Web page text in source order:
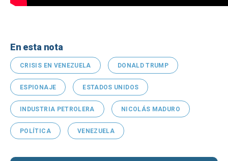
En esta nota
CRISIS EN VENEZUELA DONALD TRUMP
ESPIONAJE ESTADOS UNIDOS
INDUSTRIA PETROLERA NICOLÁS MADURO
POLÍTICA VENEZUELA